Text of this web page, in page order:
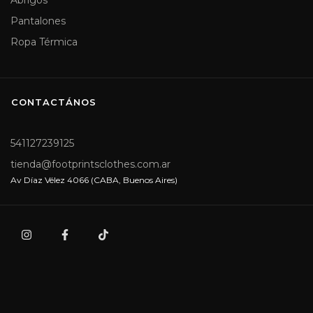
Pantalones
Ropa Térmica
CONTACTÁNOS
541127239125
tienda@footprintsclothes.com.ar
Av Díaz Vélez 4066 (CABA, Buenos Aires)